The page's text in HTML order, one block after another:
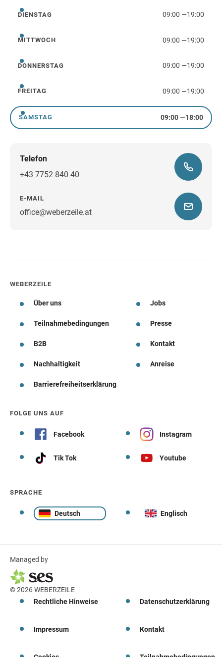
Dienstag
DIENSTAG 09:00 —19:00
Mittwoch
MITTWOCH 09:00 —19:00
Donnerstag
DONNERSTAG 09:00 —19:00
Freitag
FREITAG 09:00 —19:00
Samstag
SAMSTAG 09:00—18:00
Telefon
+43 7752 840 40
E-MAIL
office@weberzeile.atWegbeschreibung
WEBERZEILE
Über uns Jobs
Teilnahmebedingungen Presse
B2B Kontakt
Nachhaltigkeit Anreise
Barrierefreiheitserklärung
FOLGE UNS AUF
Facebook Instagram
Tik Tok Youtube
SPRACHE
Deutsch Englisch
Managed by
© 2026 WEBERZEILE
Rechtliche Hinweise
Datenschutzerklärung
Impressum Kontakt